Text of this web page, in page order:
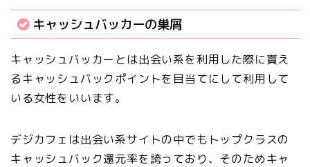
キャッシュバッカーの巣屑
キャッシュバッカーとは出会い系を利用した際に貰え
るキャッシュバックポイントを目当てにして利用して
いる女性をいいます。
デジカフェは出会い系サイトの中でもトップクラスの
キャッシュバック還元率を誇っており、そのためキャ